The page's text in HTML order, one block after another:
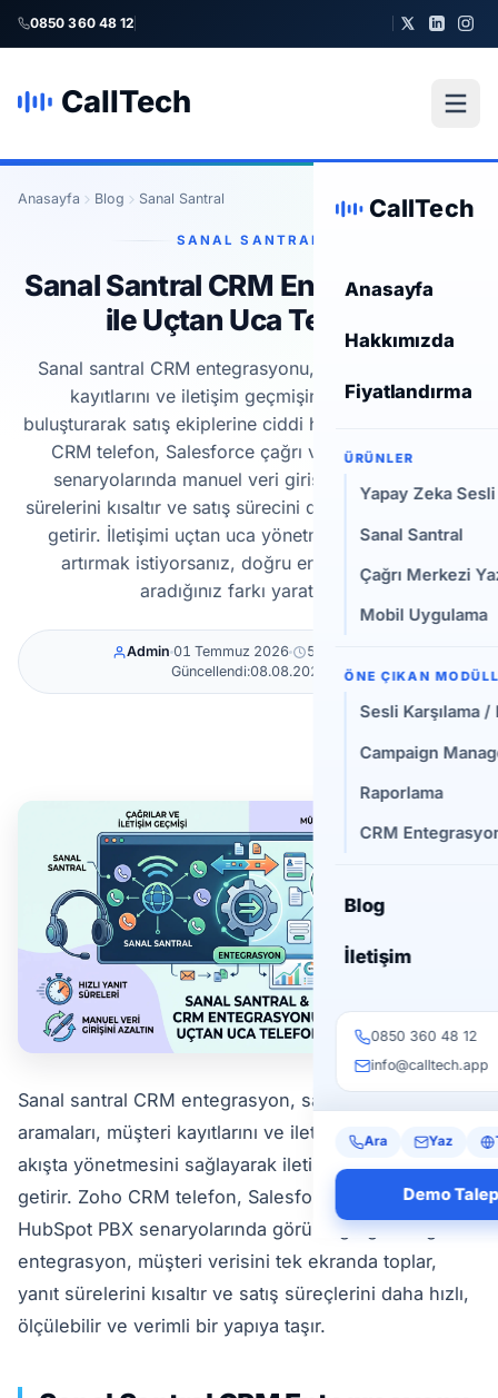
0850 360 48 12
CallTech
CallTech
Anasayfa
Hakkımızda
Fiyatlandırma
ÜRÜNLER
Yapay Zeka
Sanal Santral
Çağrı Merkezi
Mobil Uygulama
ÖNE ÇIKAN
Sesli Karşılama /
Campaign
Raporlama
CRM
Blog
İletişim
0850 360 48 12
info@calltech.app
Ara Yaz
Demo
Anasayfa Blog Sanal Santral
SANAL SANTRAL
Sanal Santral CRM Entegrasyonu
ile Uçtan Uca Telefon
Sanal santral CRM entegrasyonu, çağrıları, müşteri
kayıtlarını ve iletişim geçmişini tek ekranda
buluşturarak satış ekiplerine ciddi hız kazandırır. Zoho
CRM telefon, Salesforce çağrı ve HubSpot PBX
senaryolarında manuel veri girişini azaltır, yanıt
sürelerini kısaltır ve satış sürecini daha ölçülebilir hale
getirir. İletişimi uçtan uca yönetmek ve dönüşleri
artırmak istiyorsanız, doğru entegrasyon tam
aradığınız farkı yaratabilir.
Admin 01 Temmuz 2026
5 dk okuma
Güncellendi:08.08.2026
Sanal santral CRM entegrasyon, satış ekiplerinin
aramaları, müşteri kayıtlarını ve iletişim geçmişini tek
akışta yönetmesini sağlayarak iletişimi uçtan uca hale
getirir. Zoho CRM telefon, Salesforce çağrı ve
HubSpot PBX senaryolarında görüldüğü gibi doğru
entegrasyon, müşteri verisini tek ekranda toplar,
yanıt sürelerini kısaltır ve satış süreçlerini daha hızlı,
ölçülebilir ve verimli bir yapıya taşır.